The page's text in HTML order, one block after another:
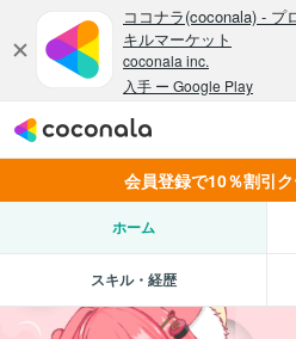
会員登録で10％割引
ホーム
スキル・経歴